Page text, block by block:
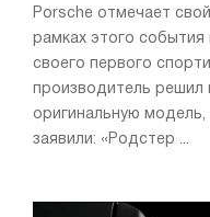
Porsche отмечает
рамках этого события
своего первого
производитель решил
оригинальную
заявили: «Родстер ...